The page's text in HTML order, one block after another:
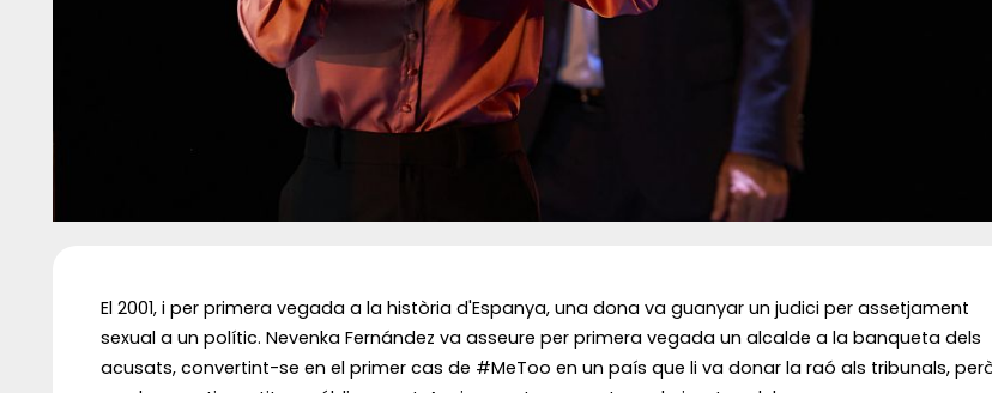
El 2001, i per primera vegada a la història d'Espanya, una dona va guanyar un judici per assetjament
sexual a un polític. Nevenka Fernández va asseure per primera vegada un alcalde a la banqueta dels
acusats, convertint-se en el primer cas de #MeToo en un país que li va donar la raó als tribunals,